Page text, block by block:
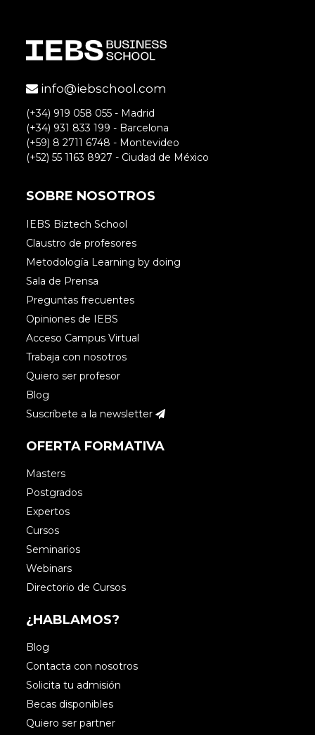
info@iebschool.com
(+34) 919 058 055 - Madrid
(+34) 931 833 199 - Barcelona
(+59) 8 2711 6748 - Montevideo
(+52) 55 1163 8927 - Ciudad de México
SOBRE NOSOTROS
IEBS Biztech School
Claustro de profesores
Metodología Learning by doing
Sala de Prensa
Preguntas frecuentes
Opiniones de IEBS
Acceso Campus Virtual
Trabaja con nosotros
Quiero ser profesor
Blog
Suscríbete a la newsletter
OFERTA FORMATIVA
Masters
Postgrados
Expertos
Cursos
Seminarios
Webinars
Directorio de Cursos
¿HABLAMOS?
Blog
Contacta con nosotros
Solicita tu admisión
Becas disponibles
Quiero ser partner